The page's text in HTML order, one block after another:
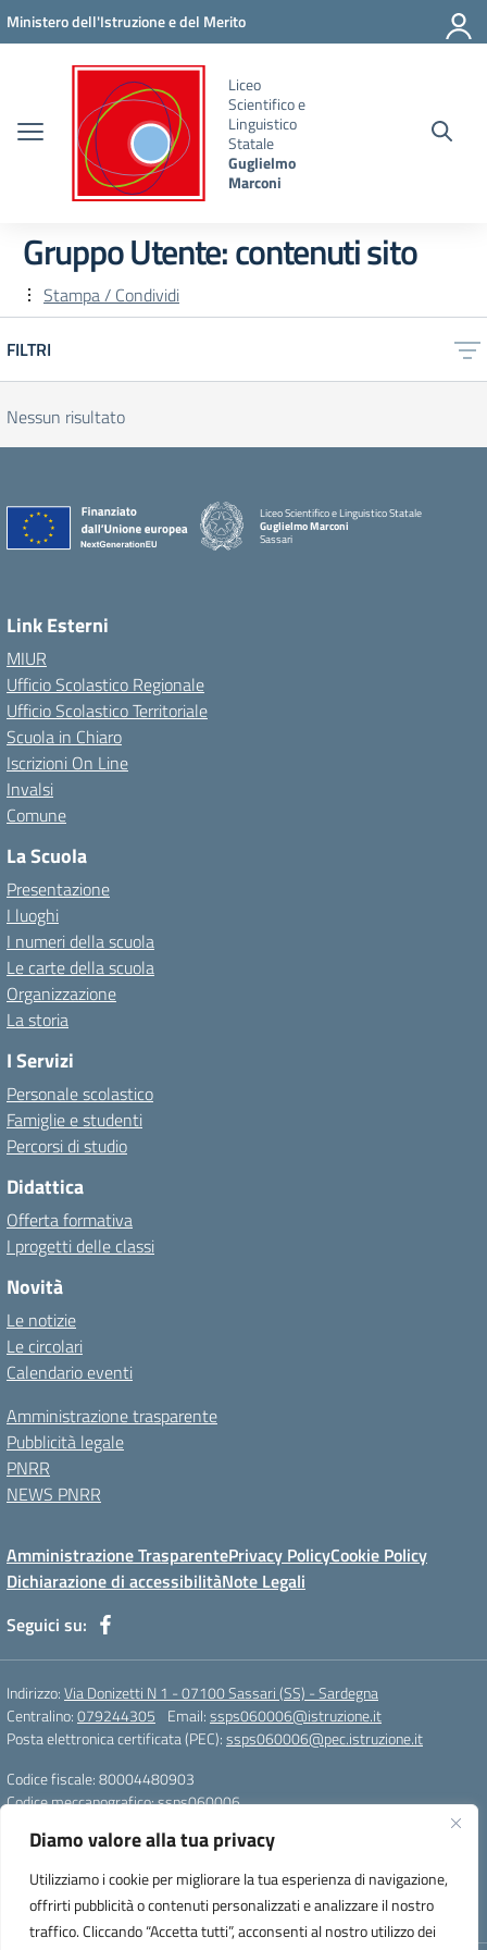
Diamo valore alla tua privacy
Utilizziamo i cookie per migliorare la tua esperienza di navigazione,
offrirti pubblicità o contenuti personalizzati e analizzare il nostro
traffico. Cliccando “Accetta tutti”, acconsenti al nostro utilizzo dei
Vai ai contenuti
Vai al menu di navigazione
Vai al footer
Ministero dell'Istruzione e del Merito
Liceo
Scientifico e
Linguistico
Statale
Guglielmo
Marconi
Gruppo Utente:contenuti sito
Stampa / Condividi
FILTRI
Nessun risultato
Liceo Scientifico e Linguistico Statale
Guglielmo Marconi
Sassari
Link Esterni
MIUR
Ufficio Scolastico Regionale
Ufficio Scolastico Territoriale
Scuola in Chiaro
Iscrizioni On Line
Invalsi
Comune
La Scuola
Presentazione
I luoghi
I numeri della scuola
Le carte della scuola
Organizzazione
La storia
I Servizi
Personale scolastico
Famiglie e studenti
Percorsi di studio
Didattica
Offerta formativa
I progetti delle classi
Novità
Le notizie
Le circolari
Calendario eventi
Amministrazione trasparente
Pubblicità legale
PNRR
NEWS PNRR
Amministrazione TrasparentePrivacy PolicyCookie Policy
Dichiarazione di accessibilitàNote Legali
Seguici su:
Indirizzo:Via Donizetti N 1 - 07100 Sassari (SS) - Sardegna
Centralino:079244305 Email:ssps060006@istruzione.it
Posta elettronica certificata (PEC):ssps060006@pec.istruzione.it
Codice fiscale: 80004480903
Codice meccanografico:ssps060006
Codice unico di fatturazione (CUF): UFZDAC
TU - 522 - 0316743 LS G. MARCONI SS IBAN
IT72S0101517208000070058412